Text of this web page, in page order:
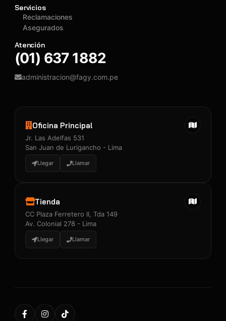
Servicios
Reclamaciones
Asegurados
Atención
(01) 637 1882
administracion@fagy.com.pe
Oficina Principal
Jr. Las Adelfas 531
San Juan de Lurigancho - Lima
Llegar Llamar
Tienda
CC Plaza Ferretero II, Tda 149
Av. Colonial 278 - Lima
Llegar Llamar